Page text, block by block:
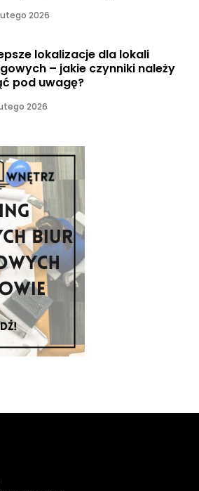
2026
lokalizacje dla lokali
– jakie czynniki należy
pod uwagę?
2026